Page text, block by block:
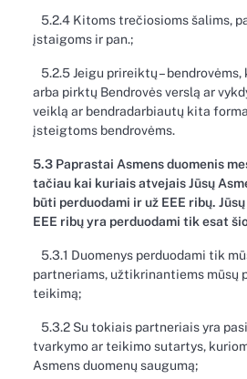
5.2.4 Kitoms trečiosioms šalims,
įstaigoms ir pan.;
5.2.5 Jeigu prireiktų –
arba pirktų Bendrovės verslą ar
veiklą ar bendradarbiautų kita
įsteigtoms bendrovėms.
5.3 Paprastai Asmens duomenis
tačiau kai kuriais atvejais Jūsų
būti perduodami ir už EEE ribų.
EEE ribų yra perduodami tik esat
5.3.1 Duomenys perduodami tik
partneriams, užtikrinantiems mūsų
teikimą;
5.3.2 Su tokiais partneriais yra
tvarkymo ar teikimo sutartys,
Asmens duomenų saugumą;